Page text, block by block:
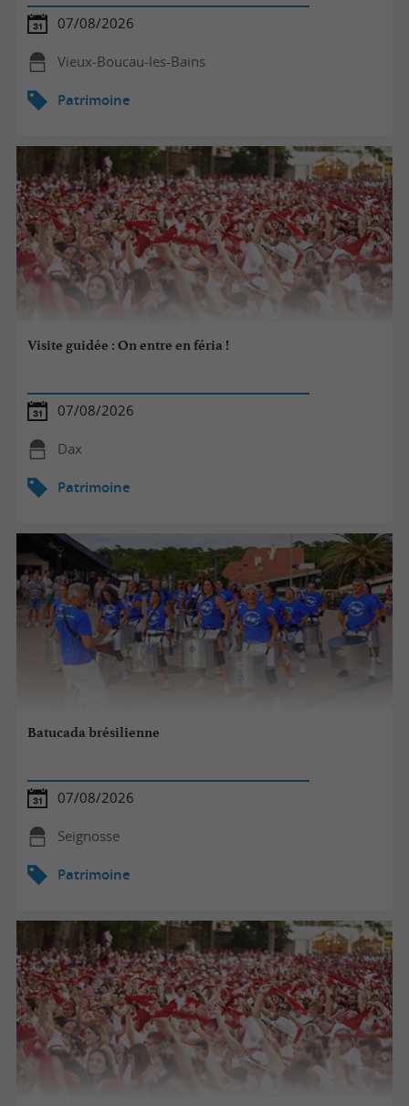
07/08/2026
Vieux-Boucau-les-Bains
Patrimoine
Visite guidée : On entre en féria !
07/08/2026
Dax
Patrimoine
Batucada brésilienne
07/08/2026
Seignosse
Patrimoine